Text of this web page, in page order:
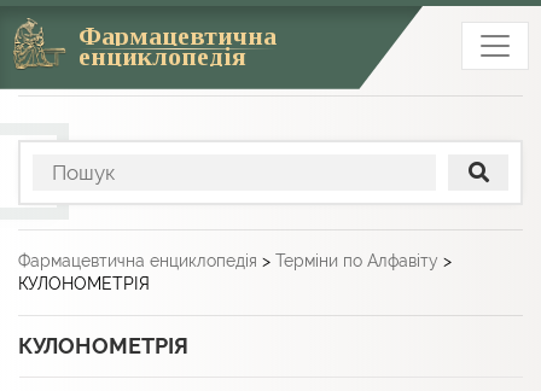
Фармацевтична
енциклопедія
Фармацевтична енциклопедія > Терміни по Алфавіту >
КУЛОНОМЕТРІЯ
КУЛОНОМЕТРІЯ